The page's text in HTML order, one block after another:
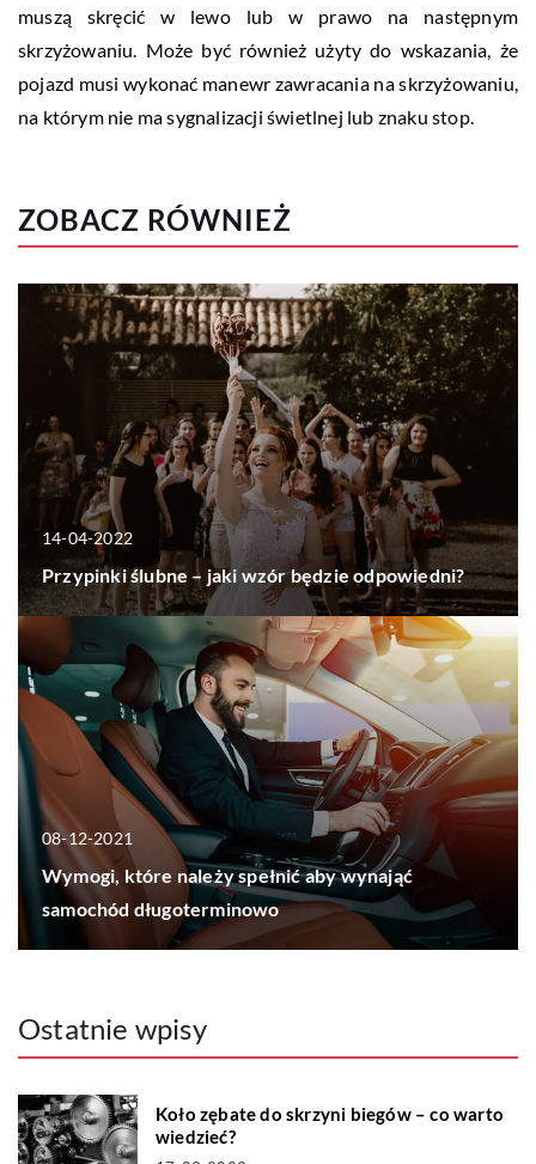
muszą skręcić w lewo lub w prawo na następnym
skrzyżowaniu. Może być również użyty do wskazania, że
pojazd musi wykonać manewr zawracania na skrzyżowaniu,
na którym nie ma sygnalizacji świetlnej lub znaku stop.
ZOBACZ RÓWNIEŻ
14-04-2022
Przypinki ślubne – jaki wzór będzie odpowiedni?
08-12-2021
Wymogi, które należy spełnić aby wynająć
samochód długoterminowo
Ostatnie wpisy
Koło zębate do skrzyni biegów – co warto
wiedzieć?